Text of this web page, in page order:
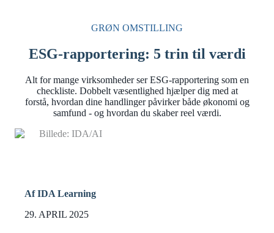
GRØN OMSTILLING
ESG-rapportering: 5 trin til værdi
Alt for mange virksomheder ser ESG-rapportering som en
checkliste. Dobbelt væsentlighed hjælper dig med at
forstå, hvordan dine handlinger påvirker både økonomi og
samfund - og hvordan du skaber reel værdi.
Billede: IDA/AI
Af IDA Learning
29. APRIL 2025